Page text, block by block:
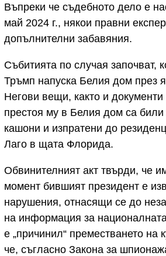
Въпреки че съдебното дело е
май 2024 г., някои правни
допълнителни забавяния.
Събитията по случая започват,
Тръмп напуска Белия дом през
Негови вещи, както и
престоя му в Белия дом са били
кашони и изпратени до
Лаго в щата Флорида.
Обвинителният акт твърди, че
момент бившият президент е
нарушения, отнасящи се до
на информация за
е „причинил“ преместването на
че, съгласно Закона за